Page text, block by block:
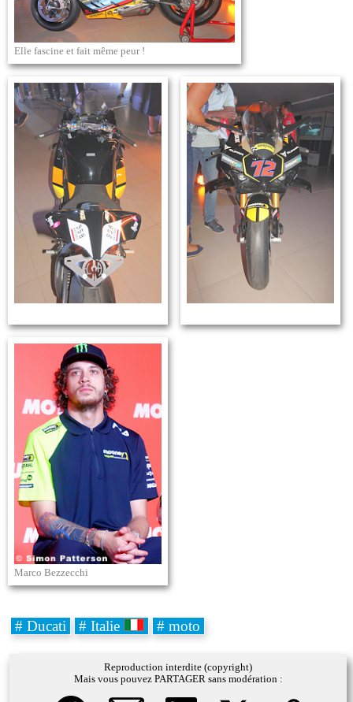
Elle fascine et fait même peur !
Marco Bezzecchi
# Ducati # Italie # moto
Reproduction interdite (copyright)
Mais vous pouvez PARTAGER sans modération :